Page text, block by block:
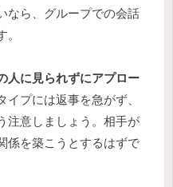
なら、グループでの会話
人に見られずにアプロー
イプには返事を急がず、
注意しましょう。相手が
係を築こうとするはずで